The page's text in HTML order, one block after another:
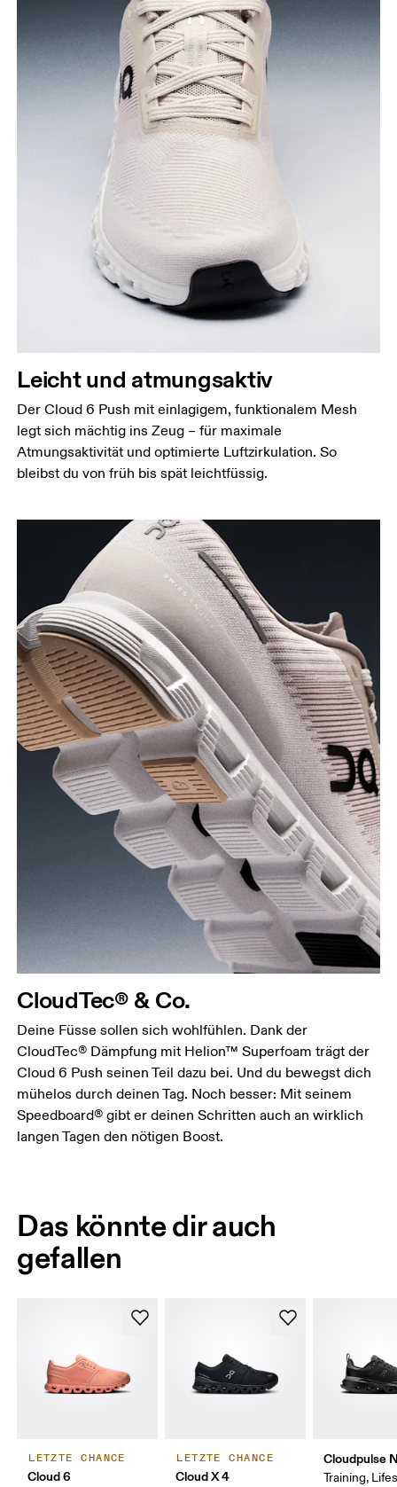
Leicht und atmungsaktiv
Der Cloud 6 Push mit einlagigem, funktionalem Mesh
legt sich mächtig ins Zeug – für maximale
Atmungsaktivität und optimierte Luftzirkulation. So
bleibst du von früh bis spät leichtfüssig.
CloudTec® & Co.
Deine Füsse sollen sich wohlfühlen. Dank der
CloudTec® Dämpfung mit Helion™ Superfoam trägt der
Cloud 6 Push seinen Teil dazu bei. Und du bewegst dich
mühelos durch deinen Tag. Noch besser: Mit seinem
Speedboard® gibt er deinen Schritten auch an wirklich
langen Tagen den nötigen Boost.
Das könnte dir auch
gefallen
LETZTE CHANCE
Cloud 6
LETZTE CHANCE
Cloud X 4
Cloudpulse
Training,